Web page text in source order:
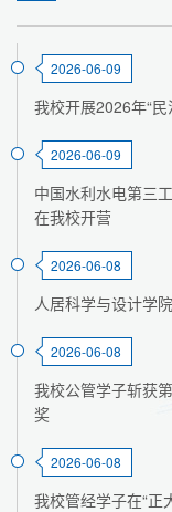
2026-06-09
我校开展2026年“
2026-06-09
中国水利水电第三
在我校开营
2026-06-08
人居科学与设计学
2026-06-08
我校公管学子斩获
奖
2026-06-08
我校管经学子在“正